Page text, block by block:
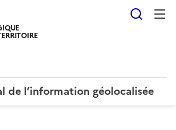
de l’information géolocalisée